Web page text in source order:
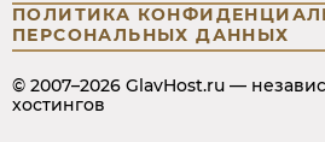
© 2007–2026 GlavHost.ru —
хостингов
ПОЛИТИКА
ПЕРСОНАЛЬНЫХ ДАННЫХ